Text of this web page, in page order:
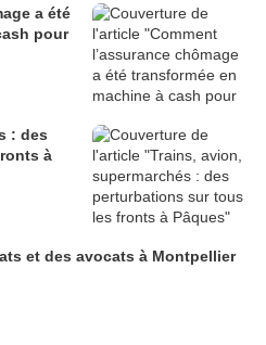
a été
pour
: des
à
et des avocats à Montpellier